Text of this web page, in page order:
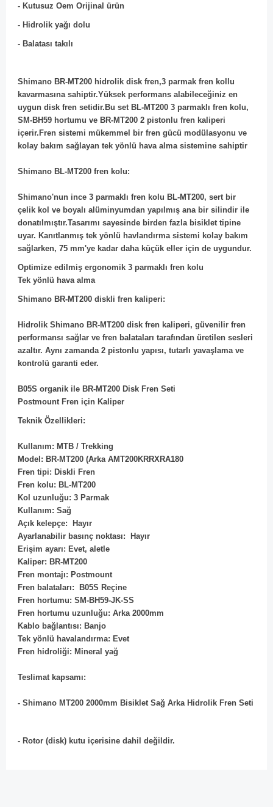
- Kutusuz Oem Orijinal ürün
- Hidrolik yağı dolu
- Balatası takılı
Shimano BR-MT200 hidrolik disk fren,3 parmak fren kollu
kavarmasına sahiptir.Yüksek performans alabileceğiniz en
uygun disk fren setidir.Bu set BL-MT200 3 parmaklı fren kolu,
SM-BH59 hortumu ve BR-MT200 2 pistonlu fren kaliperi
içerir.Fren sistemi mükemmel bir fren gücü modülasyonu ve
kolay bakım sağlayan tek yönlü hava alma sistemine sahiptir
Shimano BL-MT200 fren kolu:
Shimano'nun ince 3 parmaklı fren kolu BL-MT200, sert bir
çelik kol ve boyalı alüminyumdan yapılmış ana bir silindir ile
donatılmıştır.Tasarımı sayesinde birden fazla bisiklet tipine
uyar. Kanıtlanmış tek yönlü havlandırma sistemi kolay bakım
sağlarken, 75 mm'ye kadar daha küçük eller için de uygundur.
Optimize edilmiş ergonomik 3 parmaklı fren kolu
Tek yönlü hava alma
Shimano BR-MT200 diskli fren kaliperi:
Hidrolik Shimano BR-MT200 disk fren kaliperi, güvenilir fren
performansı sağlar ve fren balataları tarafından üretilen sesleri
azaltır. Aynı zamanda 2 pistonlu yapısı, tutarlı yavaşlama ve
kontrolü garanti eder.
B05S organik ile BR-MT200 Disk Fren Seti
Postmount Fren için Kaliper
Teknik Özellikleri:
Kullanım: MTB / Trekking
Model: BR-MT200 (Arka AMT200KRRXRA180
Fren tipi: Diskli Fren
Fren kolu: BL-MT200
Kol uzunluğu: 3 Parmak
Kullanım: Sağ
Açık kelepçe: Hayır
Ayarlanabilir basınç noktası: Hayır
Erişim ayarı: Evet, aletle
Kaliper: BR-MT200
Fren montajı: Postmount
Fren balataları: B05S Reçine
Fren hortumu: SM-BH59-JK-SS
Fren hortumu uzunluğu: Arka 2000mm
Kablo bağlantısı: Banjo
Tek yönlü havalandırma: Evet
Fren hidroliği: Mineral yağ
Teslimat kapsamı:
- Shimano MT200 2000mm Bisiklet Sağ Arka Hidrolik Fren Seti
- Rotor (disk) kutu içerisine dahil değildir.